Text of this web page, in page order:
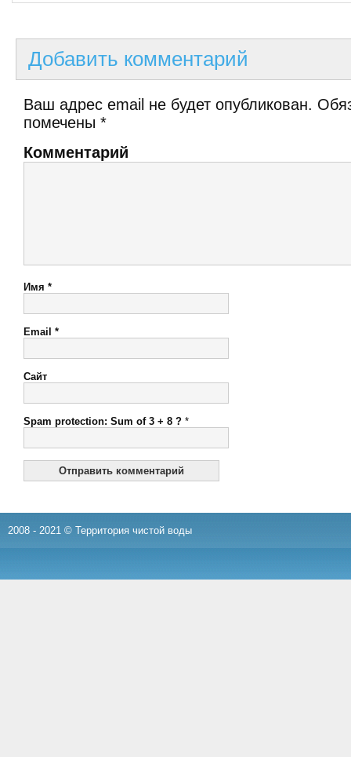
Добавить комментарий
Ваш адрес email не будет опубликован.
помечены *
Комментарий
Имя *
Email *
Сайт
Spam protection: Sum of 3 + 8 ? *
2008 - 2021 © Территория чистой воды